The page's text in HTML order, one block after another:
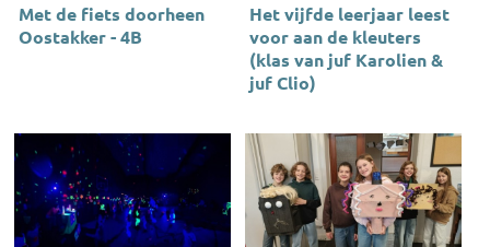
Met de fiets doorheen
Oostakker - 4B
Het vijfde leerjaar leest
voor aan de kleuters
(klas van juf Karolien &
juf Clio)